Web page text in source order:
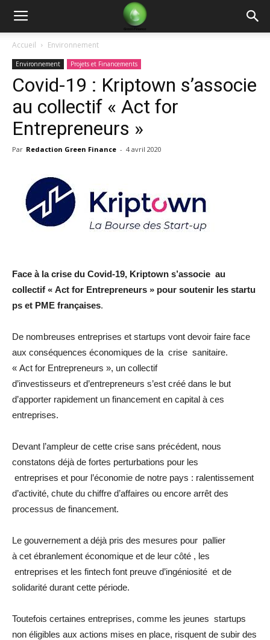
Green
Finance
Accueil Environnement
Environnement Projets et Financements
Covid-19 : Kriptown s’associe
au collectif « Act for
Entrepreneurs »
Par Redaction Green Finance - 4 avril 2020
Face à la crise du Covid-19, Kriptown s’associe au
collectif « Act for Entrepreneurs » pour soutenir les startu
ps et PME françaises.
De nombreuses entreprises et startups vont devoir faire face
aux conséquences économiques de la crise sanitaire.
« Act for Entrepreneurs », un collectif
d’investisseurs et d’entrepreneurs s’est créé dans le but
d’apporter rapidement un financement en capital à ces
entreprises.
Devant l’ampleur de cette crise sans précédent, nous
constatons déjà de fortes perturbations pour les
entreprises et pour l’économie de notre pays : ralentissement
d’activité, chute du chiffre d’affaires ou encore arrêt des
processus de financement.
Le gouvernement a déjà pris des mesures pour pallier
à cet ébranlement économique et de leur côté , les
entreprises et les fintech font preuve d’ingéniosité et de
solidarité durant cette période.
Toutefois certaines entreprises, comme les jeunes startups
non éligibles aux actions mises en place, risquent de subir des